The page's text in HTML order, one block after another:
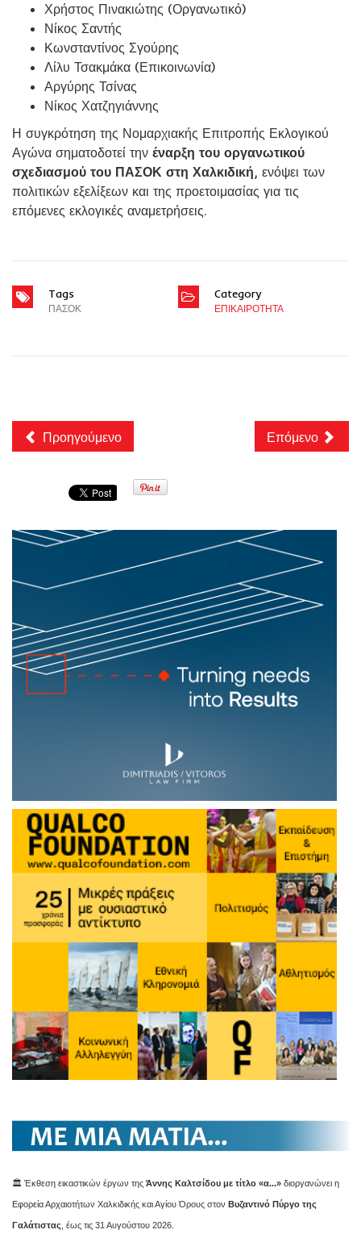
Χρήστος Πινακιώτης (Οργανωτικό)
Νίκος Σαντής
Κωνσταντίνος Σγούρης
Λίλυ Τσακμάκα (Επικοινωνία)
Αργύρης Τσίνας
Νίκος Χατζηγιάννης
Η συγκρότηση της Νομαρχιακής Επιτροπής Εκλογικού
Αγώνα σηματοδοτεί την έναρξη του οργανωτικού
σχεδιασμού του ΠΑΣΟΚ στη Χαλκιδική, ενόψει των
πολιτικών εξελίξεων και της προετοιμασίας για τις
επόμενες εκλογικές αναμετρήσεις.
Tags
ΠΑΣΟΚ
Category
ΕΠΙΚΑΙΡΟΤΗΤΑ
Προηγούμενο Επόμενο
🏛️ Έκθεση εικαστικών έργων της Άννης Καλτσίδου με τίτλο «α...» διοργανώνει η
Εφορεία Αρχαιοτήτων Χαλκιδικής και Αγίου Όρους στον Βυζαντινό Πύργο της
Γαλάτιστας , έως τις 31 Αυγούστου 2026.